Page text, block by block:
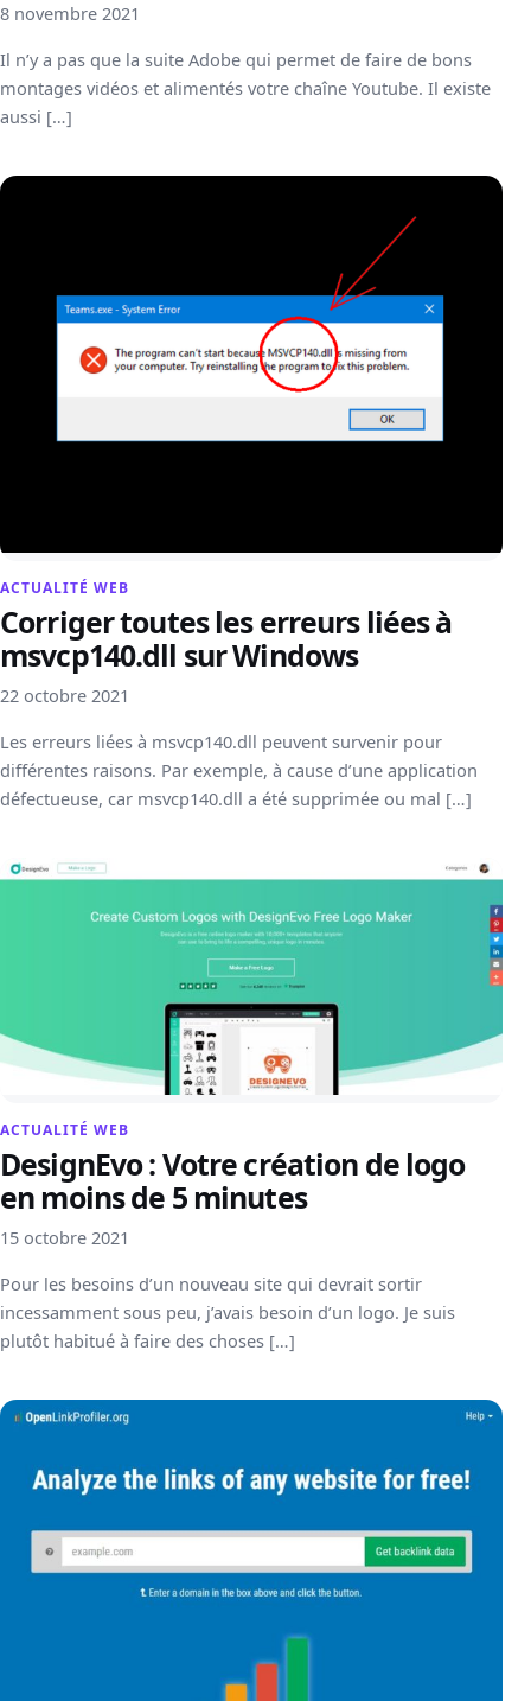
8 novembre 2021
Il n’y a pas que la suite Adobe qui permet de faire de bons
montages vidéos et alimentés votre chaîne Youtube. Il existe
aussi […]
ACTUALITÉ WEB
Corriger toutes les erreurs liées à
msvcp140.dll sur Windows
22 octobre 2021
Les erreurs liées à msvcp140.dll peuvent survenir pour
différentes raisons. Par exemple, à cause d’une application
défectueuse, car msvcp140.dll a été supprimée ou mal […]
ACTUALITÉ WEB
DesignEvo : Votre création de logo
en moins de 5 minutes
15 octobre 2021
Pour les besoins d’un nouveau site qui devrait sortir
incessamment sous peu, j’avais besoin d’un logo. Je suis
plutôt habitué à faire des choses […]